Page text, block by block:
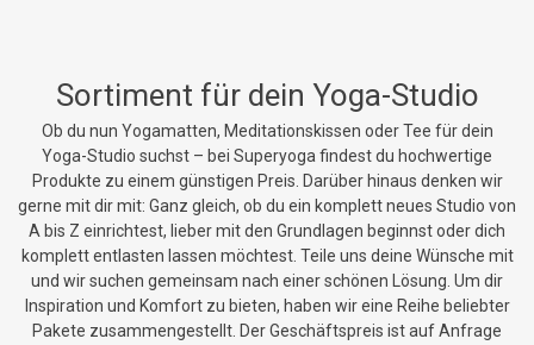
Sortiment für dein Yoga-Studio
Ob du nun Yogamatten, Meditationskissen oder Tee für dein
Yoga-Studio suchst – bei Superyoga findest du hochwertige
Produkte zu einem günstigen Preis. Darüber hinaus denken wir
gerne mit dir mit: Ganz gleich, ob du ein komplett neues Studio von
A bis Z einrichtest, lieber mit den Grundlagen beginnst oder dich
komplett entlasten lassen möchtest. Teile uns deine Wünsche mit
und wir suchen gemeinsam nach einer schönen Lösung. Um dir
Inspiration und Komfort zu bieten, haben wir eine Reihe beliebter
Pakete zusammengestellt. Der Geschäftspreis ist auf Anfrage